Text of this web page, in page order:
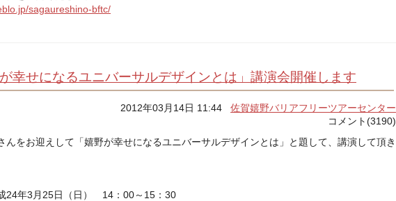
sagaureshino-bftc/
が幸せになるユニバーサルデザインとは」講演会開催します
2012年03月14日 11:44佐賀嬉野バリアフリーツアーセンター
コメント(3190)
んをお迎えして「嬉野が幸せになるユニバーサルデザインとは」と題して、講演して頂き
24年3月25日（日） 14：00～15：30